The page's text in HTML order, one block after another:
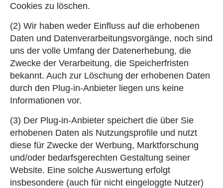
Cookies zu löschen.
(2) Wir haben weder Einfluss auf die erhobenen
Daten und Datenverarbeitungsvorgänge, noch sind
uns der volle Umfang der Datenerhebung, die
Zwecke der Verarbeitung, die Speicherfristen
bekannt. Auch zur Löschung der erhobenen Daten
durch den Plug-in-Anbieter liegen uns keine
Informationen vor.
(3) Der Plug-in-Anbieter speichert die über Sie
erhobenen Daten als Nutzungsprofile und nutzt
diese für Zwecke der Werbung, Marktforschung
und/oder bedarfsgerechten Gestaltung seiner
Website. Eine solche Auswertung erfolgt
insbesondere (auch für nicht eingeloggte Nutzer)